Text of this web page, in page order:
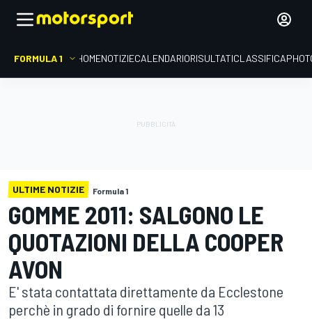
FORMULA 1 HOMENOTIZIECALENDARIORISULTATICLASSIFICA
ULTIME NOTIZIE Formula 1
GOMME 2011: SALGONO LE
QUOTAZIONI DELLA COOPER
AVON
E' stata contattata direttamente da Ecclestone
perchè in grado di fornire quelle da 13